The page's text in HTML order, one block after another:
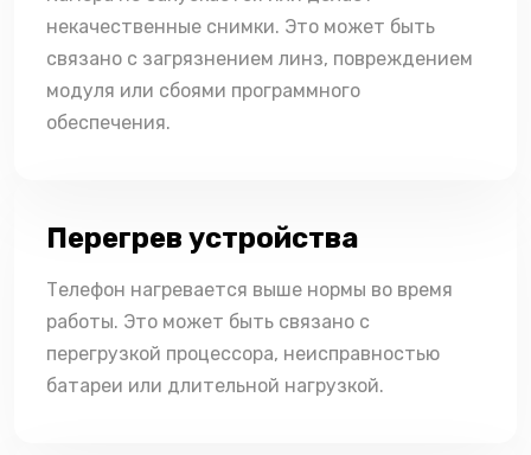
некачественные снимки. Это может быть
связано с загрязнением линз, повреждением
модуля или сбоями программного
обеспечения.
Перегрев устройства
Телефон нагревается выше нормы во время
работы. Это может быть связано с
перегрузкой процессора, неисправностью
батареи или длительной нагрузкой.